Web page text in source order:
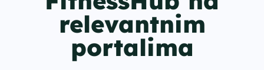
relevantnim
portalima